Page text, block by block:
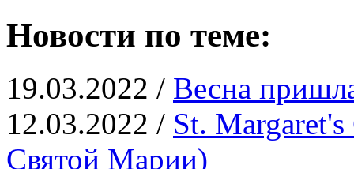
Новости по теме:
19.03.2022 / Весна
12.03.2022 / St. Margaret's
Святой Марии)